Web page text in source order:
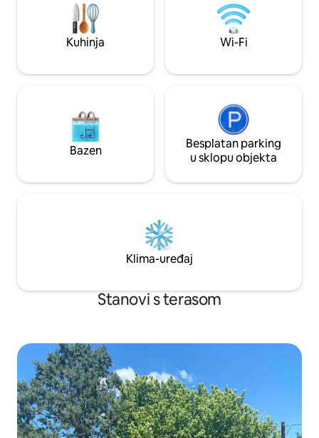
opremljenu kuhinju/kadu s roštiljem i
prostorom za piknik na otvorenom. U
sklopu terena nalazi se i igralište,
košarkaški gol, odbojkaška mreža i
ljubimce!
roštiljajte ili igrajte
na posjedu
za pickleball koji
zabave i
Kuhinja Wi-Fi
Bazen
Besplatan parking
u sklopu objekta
Klima-uređaj
Stanovi s terasom